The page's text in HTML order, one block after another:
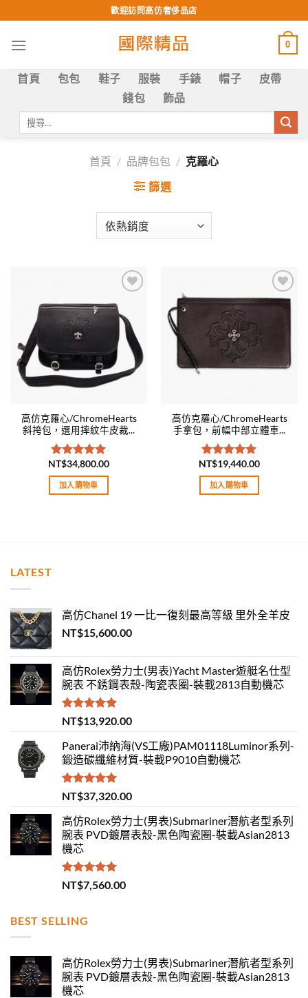
to
content
歡迎訪問高仿奢侈品店
0
首頁 包包 鞋子 服裝 手錶 帽子
皮帶
錢包
飾品
首頁 / 品牌包包 / 克羅心
篩選
wishlist
高仿克羅心/ChromeHearts
斜挎包，選用摔紋牛皮裁...
評分5.00
滿分 5
NT$34,800.00
加入購物車
Add to
高仿克羅心/ChromeHearts
手拿包，前幅中部立體車...
評分5.00
滿分 5
NT$19,440.00
加入購物車
LATEST
高仿Chanel 19 一比一復刻最高等級 里外全羊皮
NT$15,600.00
高仿Rolex勞力士(男表)Yacht Master遊艇名仕型
腕表 不銹鋼表殼-陶瓷表圈-裝載2813自動機芯
評分5.00
滿分 5
NT$13,920.00
Panerai沛納海(VS工廠)PAM01118Luminor系列-
鍛造碳纖維材質-裝載P9010自動機芯
評分5.00
滿分 5
NT$37,320.00
高仿Rolex勞力士(男表)Submariner潛航者型系列
腕表 PVD鍍層表殼-黑色陶瓷圈-裝載Asian2813
機芯
評分 5.00
滿分 5
NT$7,560.00
BEST SELLING
高仿Rolex勞力士(男表)Submariner潛航者型系列
腕表 PVD鍍層表殼-黑色陶瓷圈-裝載Asian2813
機芯